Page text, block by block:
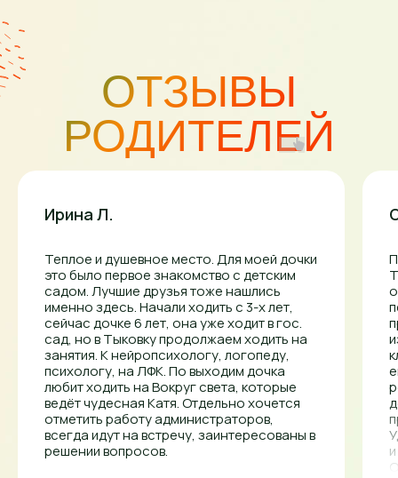
Ирина Л.
Теплое и душевное место. Для моей дочки
это было первое знакомство с детским
садом. Лучшие друзья тоже нашлись
именно здесь. Начали ходить с 3-х лет,
сейчас дочке 6 лет, она уже ходит в гос.
сад, но в Тыковку продолжаем ходить на
занятия. К нейропсихологу, логопеду,
психологу, на ЛФК. По выходим дочка
любит ходить на Вокруг света, которые
ведёт чудесная Катя. Отдельно хочется
отметить работу администраторов,
всегда идут на встречу, заинтересованы в
решении вопросов.